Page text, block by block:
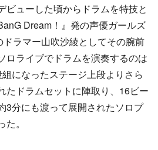
ビューした頃からドラムを特技と
Dream！』発の声優ガールズ
ラマー山吹沙綾としてその腕前
ロライブでドラムを演奏するのは
になったステージ上段よりさら
たドラムセットに陣取り、16ビー
3分にも渡って展開されたソロプ
。